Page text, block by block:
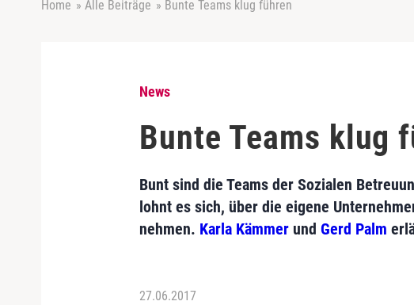
Home » Alle Beiträge » Bunte Teams klug führen
News
Bunte Teams klug
Bunt sind die Teams der Sozialen
lohnt es sich, über die eigene
nehmen. Karla Kämmer und Gerd Palm
27.06.2017